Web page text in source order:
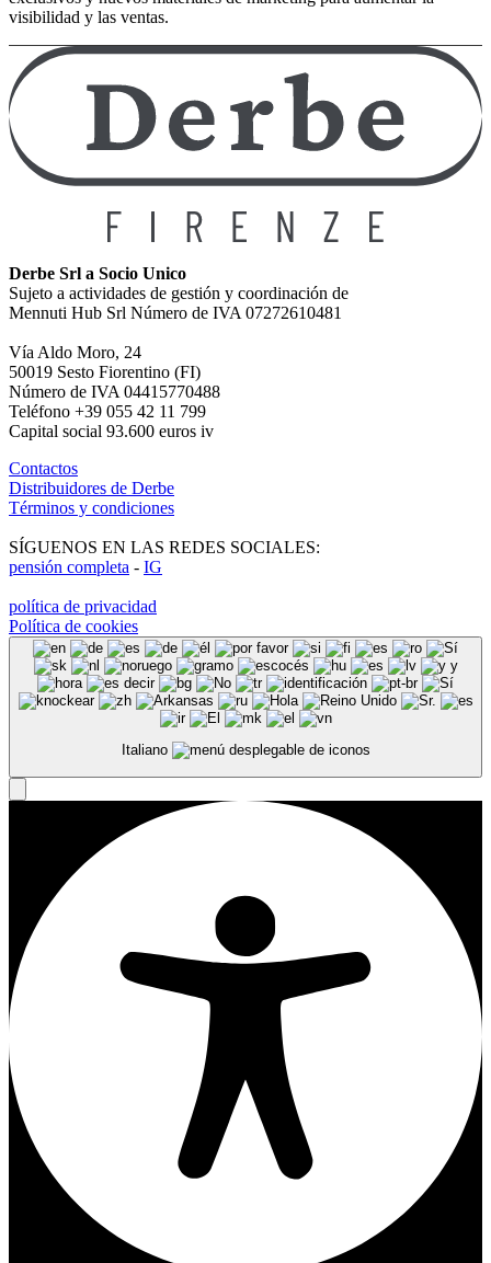
visibilidad y las ventas.
Derbe Srl a Socio Unico
Sujeto a actividades de gestión y coordinación de
Mennuti Hub Srl Número de IVA 07272610481
Vía Aldo Moro, 24
50019 Sesto Fiorentino (FI)
Número de IVA 04415770488
Teléfono +39 055 42 11 799
Capital social 93.600 euros iv
Contactos
Distribuidores de Derbe
Términos y condiciones
SÍGUENOS EN LAS REDES SOCIALES:
pensión completa - IG
política de privacidad
Política de cookies
Italiano